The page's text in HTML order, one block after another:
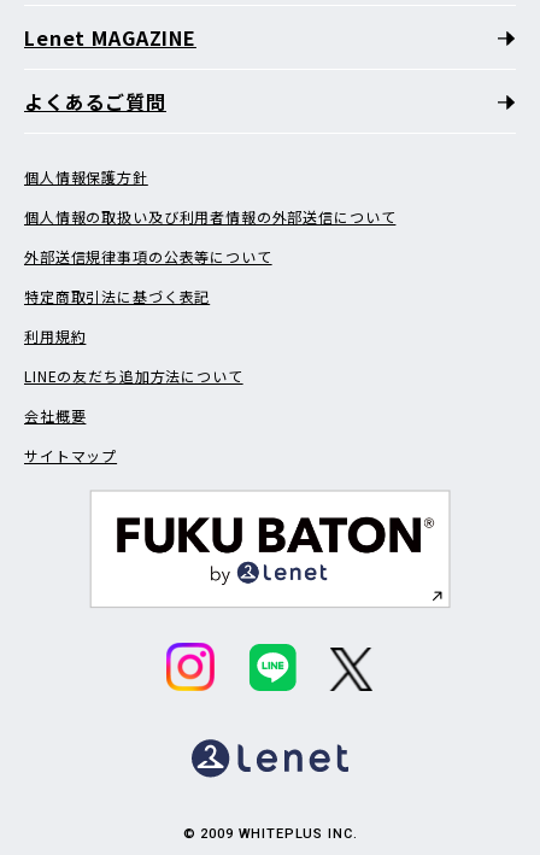
Lenet MAGAZINE
よくあるご質問
個人情報保護方針
個人情報の取扱い及び利用者情報の外部送信について
外部送信規律事項の公表等について
特定商取引法に基づく表記
利用規約
LINEの友だち追加方法について
会社概要
サイトマップ
© 2009 WHITEPLUS INC.